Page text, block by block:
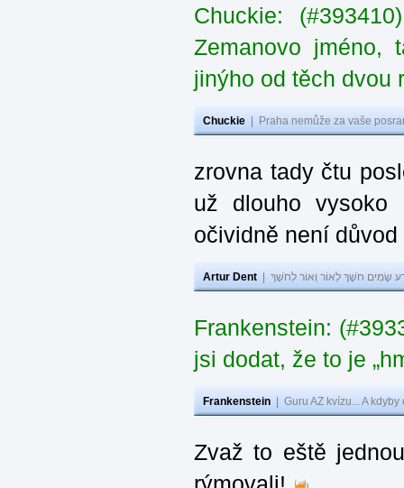
Chuckie:
Zemanovo jméno,
jinýho od těch dvou
Chuckie Praha nemůže za vaše
zrovna tady čtu
už dlouho
očividně není
Artur Dent שָׂמִים חֹשֶׁךְ לְאוֹר וְאוֹר לְחֹשֶׁךְ
Frankenstein:
jsi dodat, že to je
Frankenstein Guru AZ kvízu... A
Zvaž to eště